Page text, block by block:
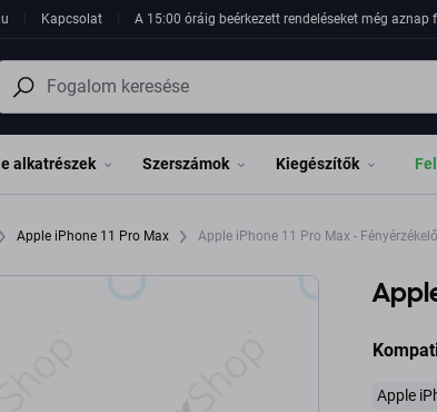
Kapcsolat A 15:00 óráig beérkezett rendeléseket még
alkatrészek Szerszámok Kiegészítők
Apple iPhone 11 Pro Max Apple iPhone 11 Pro Max -
Apple